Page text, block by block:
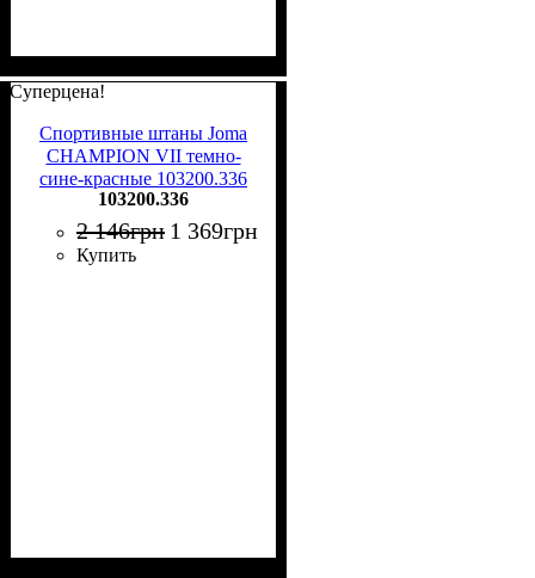
Суперцена!
Спортивные штаны Joma
CHAMPION VII темно-
сине-красные 103200.336
103200.336
2 146грн 1 369грн
Купить